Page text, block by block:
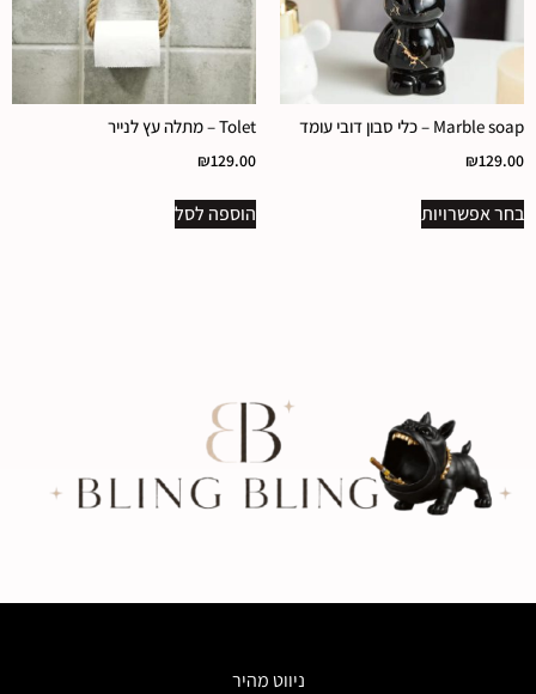
Marble soap – כלי סבון דובי עומד
₪129.00
בחר אפשרויות
Tolet – מתלה עץ לנייר
₪129.00
הוספה לסל
ניווט מהיר